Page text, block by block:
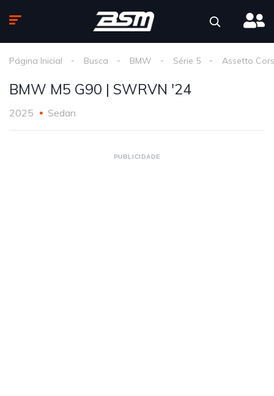
Página Inicial Busca BMW Série 5 Assetto
BMW M5 G90 | SWRVN '24
2025 Sedan
PUBLICIDADE